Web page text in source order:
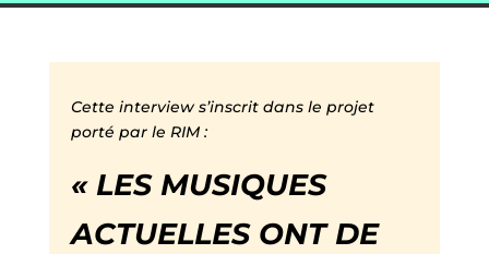
Cette interview s’inscrit dans le projet
porté par le RIM :
« LES MUSIQUES
ACTUELLES ONT DE